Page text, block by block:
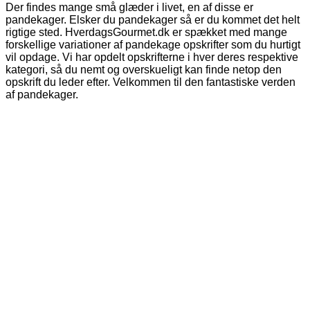
Der findes mange små glæder i livet, en af disse er
pandekager. Elsker du pandekager så er du kommet det helt
rigtige sted. HverdagsGourmet.dk er spækket med mange
forskellige variationer af pandekage opskrifter som du hurtigt
vil opdage. Vi har opdelt opskrifterne i hver deres respektive
kategori, så du nemt og overskueligt kan finde netop den
opskrift du leder efter. Velkommen til den fantastiske verden
af pandekager.